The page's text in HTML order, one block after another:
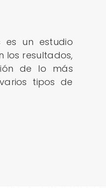
es un estudio
los resultados,
de lo más
tipos de